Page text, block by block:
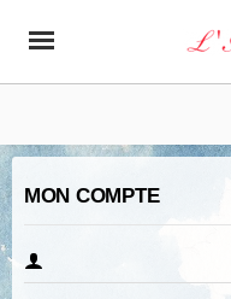
MON COMPTE